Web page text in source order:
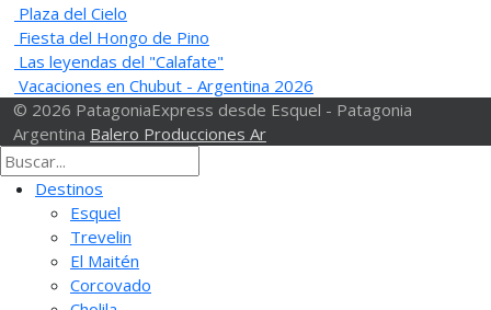
Plaza del Cielo
Fiesta del Hongo de Pino
Las leyendas del "Calafate"
Vacaciones en Chubut - Argentina 2026
© 2026 PatagoniaExpress desde Esquel - Patagonia
Argentina Balero Producciones Ar
Destinos
Esquel
Trevelin
El Maitén
Corcovado